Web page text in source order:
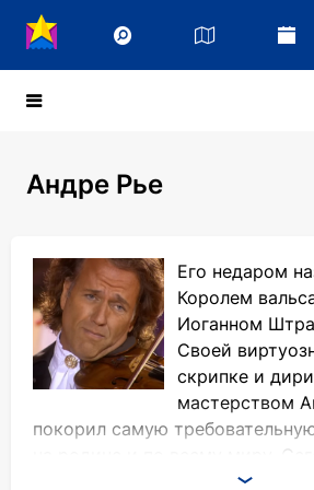
Андре Рье
Его недаром
Королем
Иоганном
Своей
скрипке и
мастерством
покорил самую
является одним из наиболее